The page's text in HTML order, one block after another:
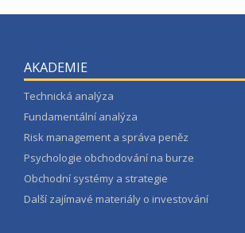
AKADEMIE
Technická analýza
Fundamentální analýza
Risk management a správa peněz
Psychologie obchodování na burze
Obchodní systémy a strategie
Další zajímavé materiály o investování